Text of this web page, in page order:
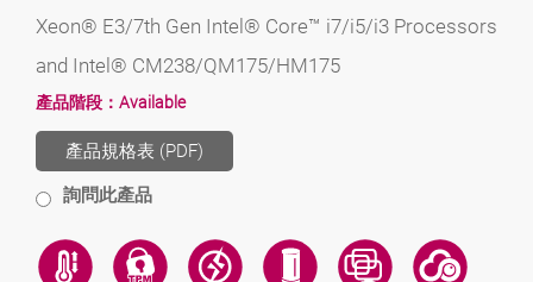
Xeon® E3/7th Gen Intel® Core™ i7/i5/i3 Processors
and Intel® CM238/QM175/HM175
產品階段： Available
產品規格表 (PDF)
詢問此產品